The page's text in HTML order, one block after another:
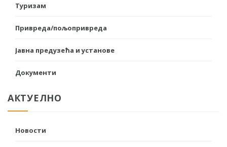
Туризам
Привреда/пољопривреда
Јавна предузећа и установе
Документи
АКТУЕЛНО
Новости